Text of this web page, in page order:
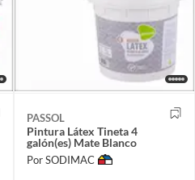
PASSOL
Pintura Látex Tineta 4
galón(es) Mate Blanco
Por SODIMAC